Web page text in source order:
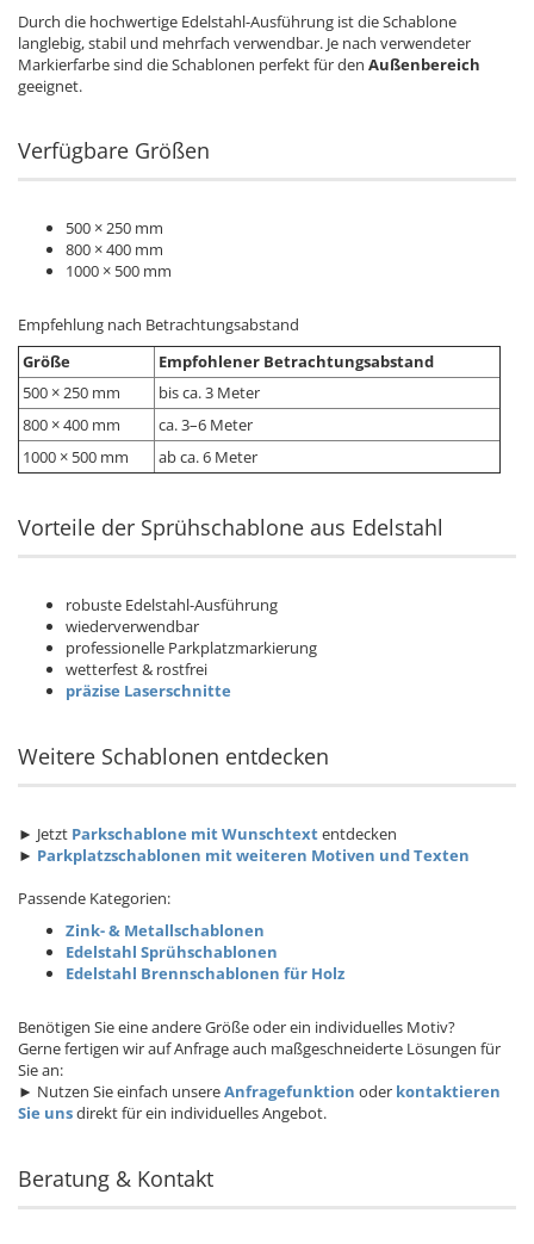
Durch die hochwertige Edelstahl-Ausführung ist die Schablone
langlebig, stabil und mehrfach verwendbar. Je nach verwendeter
Markierfarbe sind die Schablonen perfekt für den Außenbereich
geeignet.
Verfügbare Größen
500 × 250 mm
800 × 400 mm
1000 × 500 mm
Empfehlung nach Betrachtungsabstand
Größe
Empfohlener Betrachtungsabstand
500 × 250 mm
bis ca. 3 Meter
800 × 400 mm
ca. 3–6 Meter
1000 × 500 mm
ab ca. 6 Meter
Vorteile der Sprühschablone aus Edelstahl
robuste Edelstahl-Ausführung
wiederverwendbar
professionelle Parkplatzmarkierung
wetterfest & rostfrei
präzise Laserschnitte
Weitere Schablonen entdecken
► Jetzt Parkschablone mit Wunschtextentdecken
► Parkplatzschablonen mit weiteren Motiven und Texten
Passende Kategorien:
Zink- & Metallschablonen
Edelstahl Sprühschablonen
Edelstahl Brennschablonen für Holz
Benötigen Sie eine andere Größe oder ein individuelles Motiv?
Gerne fertigen wir auf Anfrage auch maßgeschneiderte Lösungen für
Sie an:
► Nutzen Sie einfach unsereAnfragefunktion oder kontaktieren
Sie unsdirekt für ein individuelles Angebot.
Beratung & Kontakt